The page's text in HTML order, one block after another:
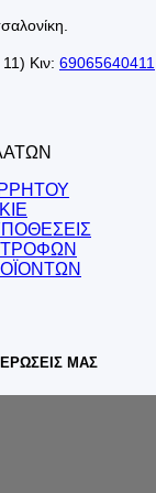
Κιν: 69065640411
ΜΑΣ